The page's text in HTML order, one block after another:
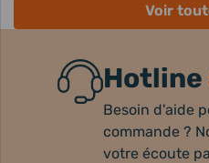
Voir
Hotline
Besoin d'aide
commande ?
votre écoute